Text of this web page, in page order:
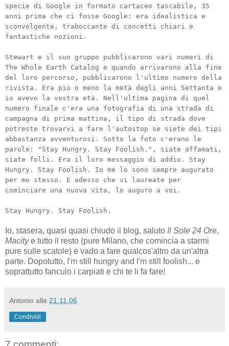
specie di Google in formato cartaceo tascabile, 35
anni prima che ci fosse Google: era idealistica e
sconvolgente, traboccante di concetti chiari e
fantastiche nozioni.
Stewart e il suo gruppo pubblicarono vari numeri di
The Whole Earth Catalog e quando arrivarono alla fine
del loro percorso, pubblicarono l'ultimo numero della
rivista. Era più o meno la metà degli anni Settanta e
io avevo la vostra età. Nell'ultima pagina di quel
numero finale c'era una fotografia di una strada di
campagna di prima mattina, il tipo di strada dove
potreste trovarvi a fare l'autostop se siete dei tipi
abbastanza avventurosi. Sotto la foto c'erano le
parole: "Stay Hungry. Stay Foolish.", siate affamati,
siate folli. Era il loro messaggio di addio. Stay
Hungry. Stay Foolish. Io me lo sono sempre augurato
per me stesso. E adesso che vi laureate per
cominciare una nuova vita, lo auguro a voi.
Stay Hungry. Stay Foolish.
Io, stasera, quasi quasi chiudo il blog, saluto Il Sole 24 Ore,
Macitye tutto il resto (pure Milano, che comincia a starmi
pure sulle scatole) e vado a fare qualcos'altro da un'altra
parte. Dopotutto, I'm still hungry and I'm still foolish... e
soprattutto fanculo i carpiati e chi te li fa fare!
Antonio alle 21.11.06
Condividi